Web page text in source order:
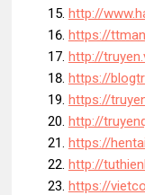
http://
https://
http://
https://
https://
http://
https://
http://
https://